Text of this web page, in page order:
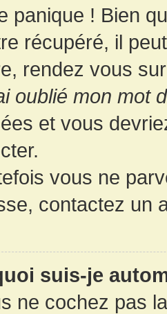
panique ! Bien
récupéré, il
rendez vous
oublié mon mot
et vous
vous ne
contactez un
suis-je
ne cochez pas